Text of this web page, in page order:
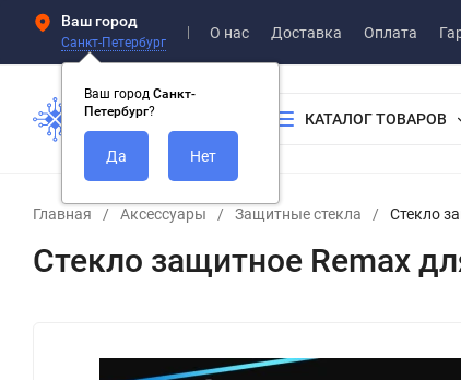
Ваш город
Санкт-Петербург
Ваш город Санкт-
Петербург?
О нас Доставка Оплата
КАТАЛОГ ТОВАРОВ
Главная / Аксессуары / Защитные стекла / Стекло
Стекло защитное Remax